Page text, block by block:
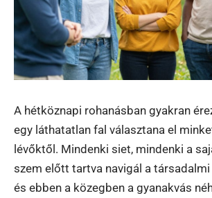
A hétköznapi rohanásban gyakran
egy láthatatlan fal választana el
lévőktől. Mindenki siet, mindenki a
szem előtt tartva navigál a
és ebben a közegben a gyanakvás